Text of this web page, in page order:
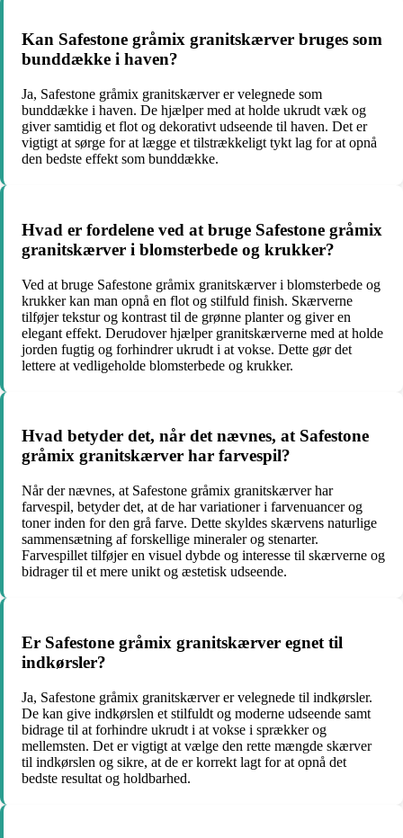
Kan Safestone gråmix granitskærver bruges som
bunddække i haven?
Ja, Safestone gråmix granitskærver er velegnede som
bunddække i haven. De hjælper med at holde ukrudt væk og
giver samtidig et flot og dekorativt udseende til haven. Det er
vigtigt at sørge for at lægge et tilstrækkeligt tykt lag for at opnå
den bedste effekt som bunddække.
Hvad er fordelene ved at bruge Safestone gråmix
granitskærver i blomsterbede og krukker?
Ved at bruge Safestone gråmix granitskærver i blomsterbede og
krukker kan man opnå en flot og stilfuld finish. Skærverne
tilføjer tekstur og kontrast til de grønne planter og giver en
elegant effekt. Derudover hjælper granitskærverne med at holde
jorden fugtig og forhindrer ukrudt i at vokse. Dette gør det
lettere at vedligeholde blomsterbede og krukker.
Hvad betyder det, når det nævnes, at Safestone
gråmix granitskærver har farvespil?
Når der nævnes, at Safestone gråmix granitskærver har
farvespil, betyder det, at de har variationer i farvenuancer og
toner inden for den grå farve. Dette skyldes skærvens naturlige
sammensætning af forskellige mineraler og stenarter.
Farvespillet tilføjer en visuel dybde og interesse til skærverne og
bidrager til et mere unikt og æstetisk udseende.
Er Safestone gråmix granitskærver egnet til
indkørsler?
Ja, Safestone gråmix granitskærver er velegnede til indkørsler.
De kan give indkørslen et stilfuldt og moderne udseende samt
bidrage til at forhindre ukrudt i at vokse i sprækker og
mellemsten. Det er vigtigt at vælge den rette mængde skærver
til indkørslen og sikre, at de er korrekt lagt for at opnå det
bedste resultat og holdbarhed.